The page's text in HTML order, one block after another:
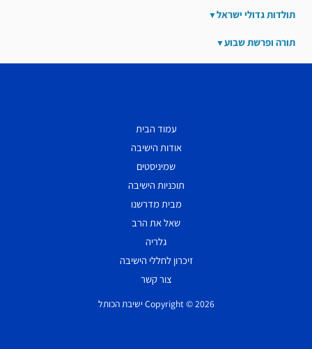
תולדות גדולי ישראל
תורה ופרשת שבוע
עמוד הבית
אודות הישיבה
שמיניסטים
תוכניות הישיבה
מבית מדרשנו
שאל את הרב
גלריה
זיכרון לחללי הישיבה
צור קשר
Copyright © 2026 ישיבת הכותל